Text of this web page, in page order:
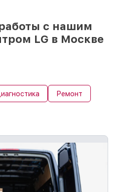
с нашим
LG в Москве
Ремонт